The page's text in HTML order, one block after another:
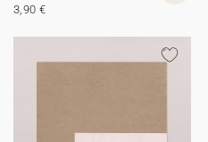
3,90 €